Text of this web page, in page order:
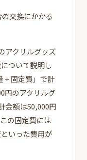
交換にかかる
アクリルグッズ
ついて説明し
+ 固定費」で計
円のアクリルグ
金額は50,000円
の固定費には
いった費用が